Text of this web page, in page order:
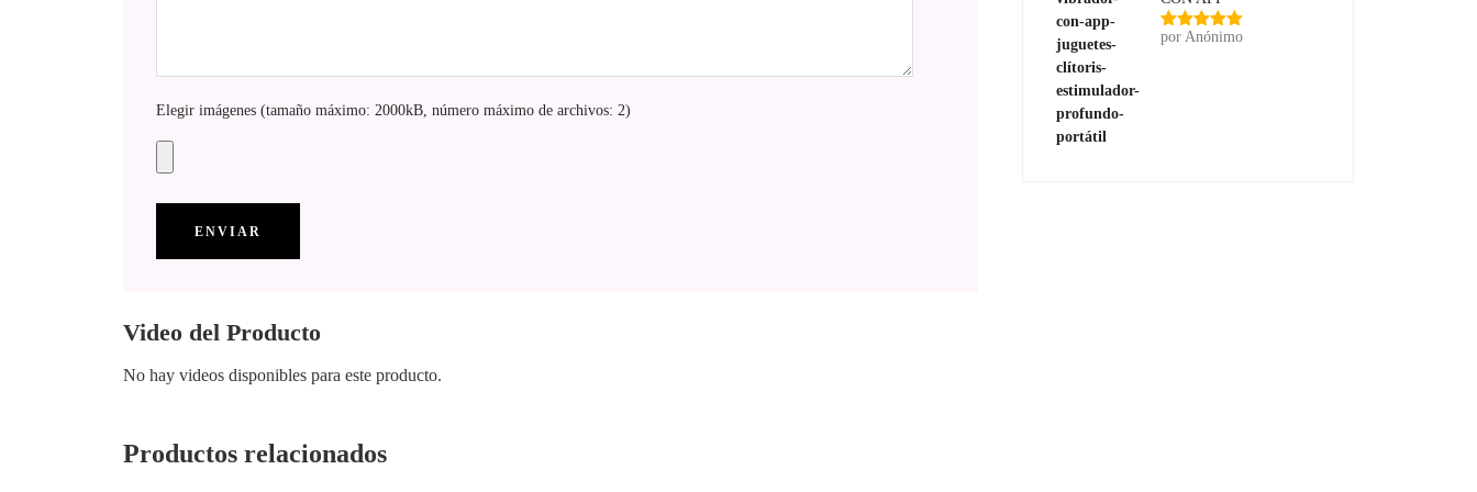
Elegir imágenes (tamaño máximo: 2000kB, número máximo de archivos: 2)
Video del Producto
No hay videos disponibles para este producto.
Productos relacionados
Valorado
por Anónimo